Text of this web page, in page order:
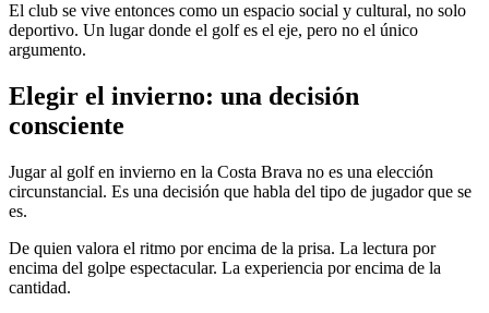
El club se vive entonces como un espacio social y cultural, no solo
deportivo. Un lugar donde el golf es el eje, pero no el único
argumento.
Elegir el invierno: una decisión
consciente
Jugar al golf en invierno en la Costa Brava no es una elección
circunstancial. Es una decisión que habla del tipo de jugador que se
es.
De quien valora el ritmo por encima de la prisa. La lectura por
encima del golpe espectacular. La experiencia por encima de la
cantidad.